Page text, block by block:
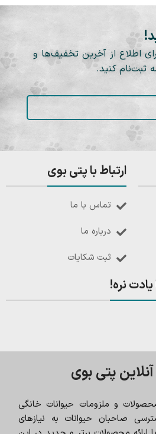
اطلاع از آخرین تخفیف‌ها و
ثبت‌نام کنید.
ارتباط با پتی بوی
تماس با ما
درباره ما
ثبت شکایات
نره!
پتی بوی
و ملزومات حیوانات خانگی
صاحبان حیوانات به نیازهای